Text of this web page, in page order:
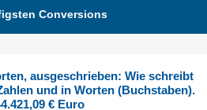
Conversions
ausgeschrieben: Wie schreibt
und in Worten (Buchstaben).
€ Euro